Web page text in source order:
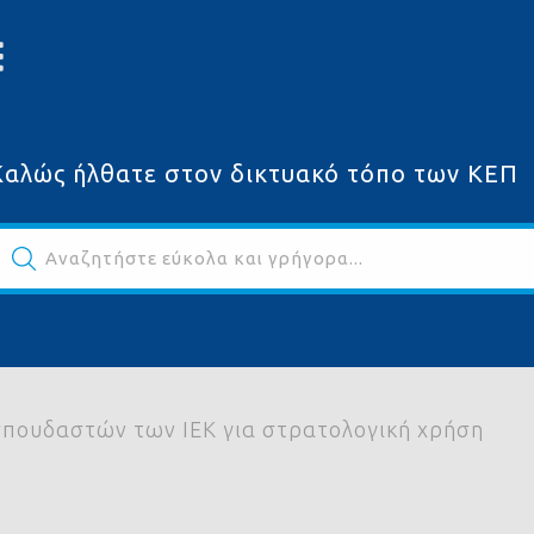
ήλθατε στον δικτυακό τόπο των ΚΕΠ
Αναζητήστε εύκολα και γρήγορα...
των ΙΕΚ για στρατολογική χρήση